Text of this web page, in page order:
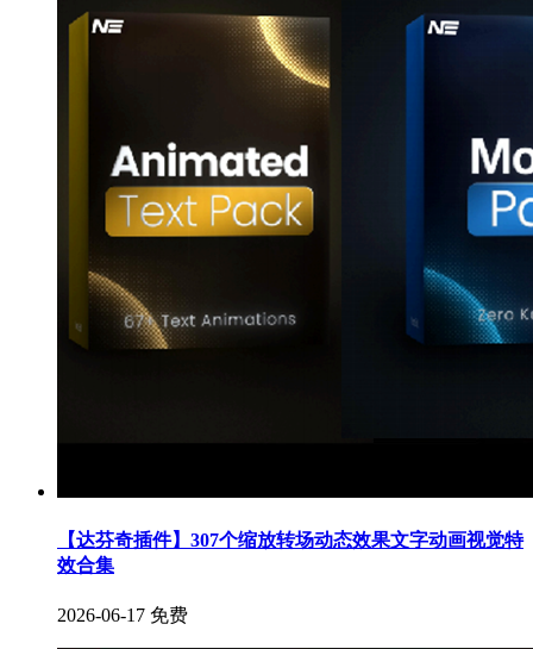
【达芬奇插件】307个缩放转场动态效果文字动画视觉特
效合集
2026-06-17 免费